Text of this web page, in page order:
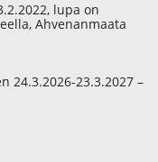
lupa on
Ahvenanmaata
24.3.2026-23.3.2027 –